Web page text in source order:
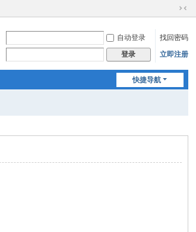
切
到
窄
自动登录
找回密码
登录 立即注册
快捷导航